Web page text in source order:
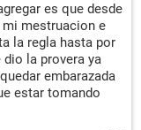
es que desde
mi mestruacion e
la regla hasta por
la provera ya
embarazada
estar tomando